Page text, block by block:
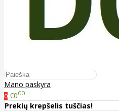
Mano paskyra
0 €000
Prekių krepšelis tuščias!